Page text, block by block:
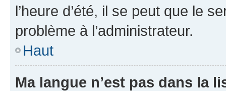
l’heure d’été, il se peut que le
problème à l’administrateur.
Haut
Ma langue n’est pas dans la